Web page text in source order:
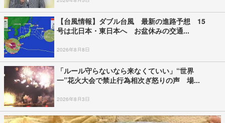
【台風情報】ダブル台風 最新の進路予想 15
号は北日本・東日本へ お盆休みの交通...
2026年8月8日
「ルール守らないなら来なくていい」“世界
一”花火大会で禁止行為相次ぎ怒りの声 場...
2026年8月3日